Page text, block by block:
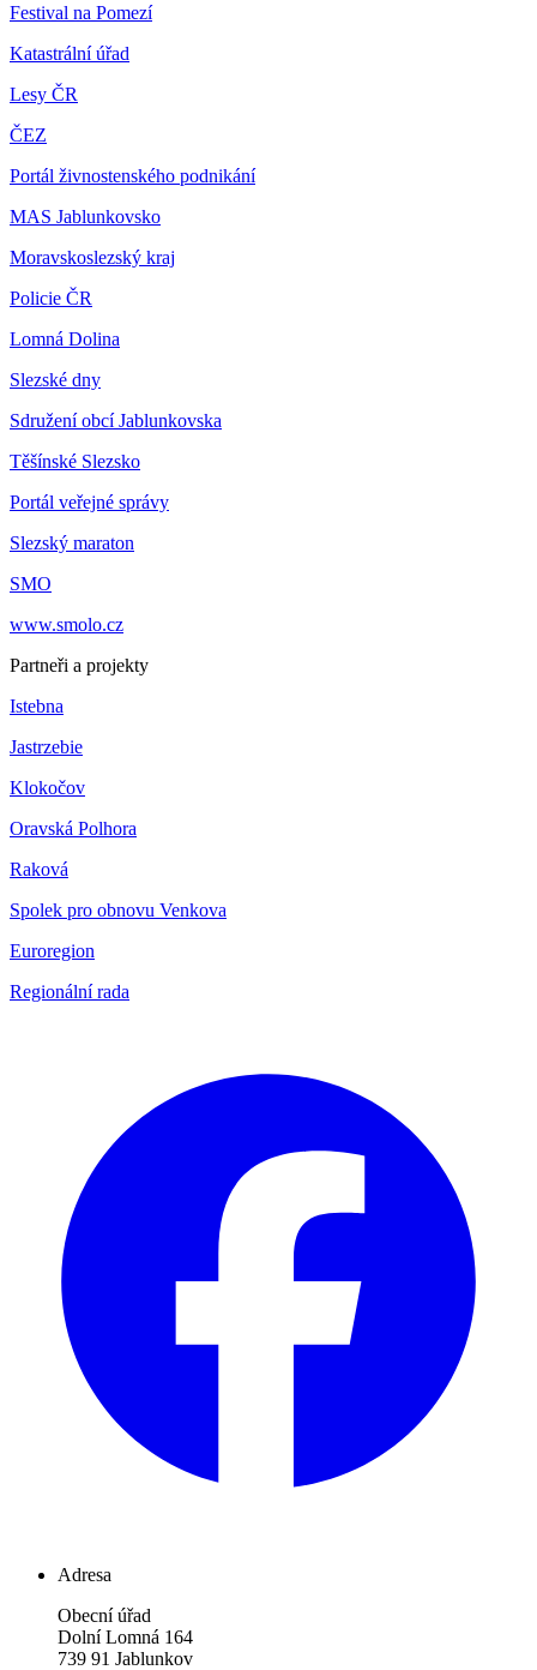
Festival na Pomezí
Katastrální úřad
Lesy ČR
ČEZ
Portál živnostenského podnikání
MAS Jablunkovsko
Moravskoslezský kraj
Policie ČR
Lomná Dolina
Slezské dny
Sdružení obcí Jablunkovska
Těšínské Slezsko
Portál veřejné správy
Slezský maraton
SMO
www.smolo.cz
Partneři a projekty
Istebna
Jastrzebie
Klokočov
Oravská Polhora
Raková
Spolek pro obnovu Venkova
Euroregion
Regionální rada
Adresa
Obecní úřad
Dolní Lomná 164
739 91 Jablunkov